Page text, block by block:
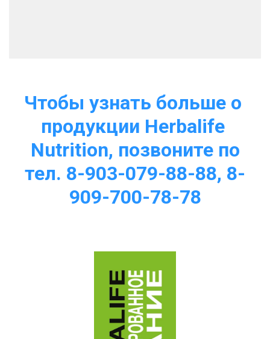
Чтобы узнать больше о
продукции Herbalife
Nutrition, позвоните по
тел. 8-903-079-88-88, 8-
909-700-78-78